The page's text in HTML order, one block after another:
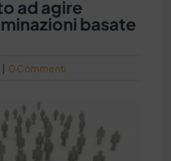
ad agire
basate
| 0 Commenti